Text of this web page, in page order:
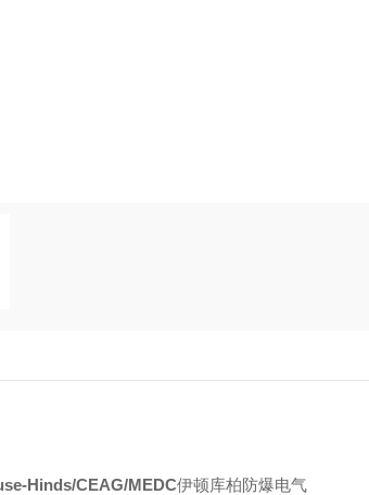
Hinds/CEAG/MEDC伊顿库柏防爆电气